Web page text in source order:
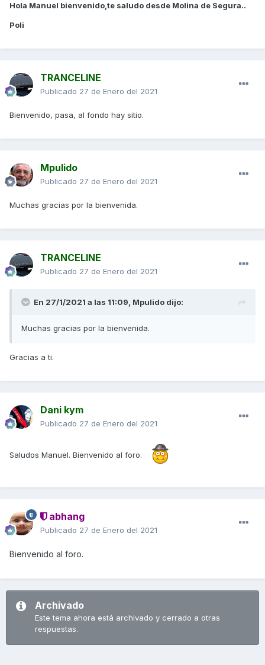
Hola Manuel bienvenido,te saludo desde Molina de Segura..
Poli
TRANCELINE
Publicado 27 de Enero del 2021
Bienvenido, pasa, al fondo hay sitio.
Mpulido
Publicado 27 de Enero del 2021
Muchas gracias por la bienvenida.
TRANCELINE
Publicado 27 de Enero del 2021
En 27/1/2021 a las 11:09, Mpulido dijo:
Muchas gracias por la bienvenida.
Gracias a ti.
Dani kym
Publicado 27 de Enero del 2021
Saludos Manuel. Bienvenido al foro.
abhang
Publicado 27 de Enero del 2021
Bienvenido al foro.
Archivado
Este tema ahora está archivado y cerrado a otras
respuestas.